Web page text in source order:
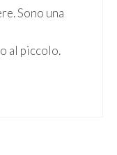
Sono una
al piccolo.